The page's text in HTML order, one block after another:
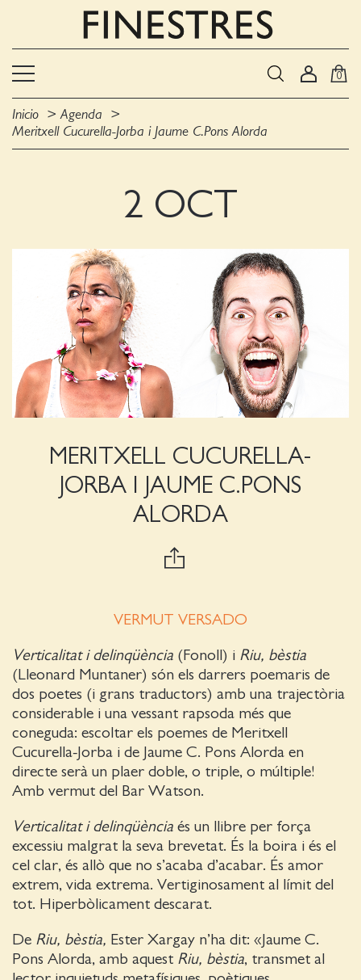
0
Inicio
Agenda
Meritxell Cucurella-Jorba i Jaume C.Pons Alorda
2 OCT
MERITXELL CUCURELLA-
JORBA I JAUME C.PONS
ALORDA
VERMUT VERSADO
Verticalitat i delinqüència (Fonoll) i Riu, bèstia
(Lleonard Muntaner) són els darrers poemaris de
dos poetes (i grans traductors) amb una trajectòria
considerable i una vessant rapsoda més que
coneguda: escoltar els poemes de Meritxell
Cucurella-Jorba i de Jaume C. Pons Alorda en
directe serà un plaer doble, o triple, o múltiple!
Amb vermut del Bar Watson.
Verticalitat i delinqüència és un llibre per força
excessiu malgrat la seva brevetat. És la boira i és el
cel clar, és allò que no s’acaba d’acabar. És amor
extrem, vida extrema. Vertiginosament al límit del
tot. Hiperbòlicament descarat.
De Riu, bèstia, Ester Xargay n’ha dit: «Jaume C.
Pons Alorda, amb aquest Riu, bèstia, transmet al